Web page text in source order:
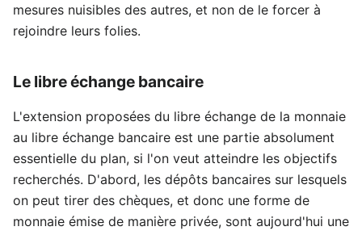
mesures nuisibles des autres, et non de le forcer à
rejoindre leurs folies.
Le libre échange bancaire
L'extension proposées du libre échange de la monnaie
au libre échange bancaire est une partie absolument
essentielle du plan, si l'on veut atteindre les objectifs
recherchés. D'abord, les dépôts bancaires sur lesquels
on peut tirer des chèques, et donc une forme de
monnaie émise de manière privée, sont aujourd'hui une